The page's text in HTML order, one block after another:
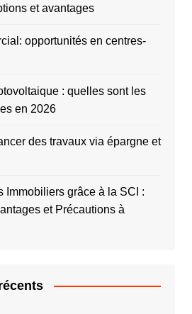
et avantages
opportunités en centres-
: quelles sont les
en 2026
des travaux via épargne et
Immobiliers grâce à la SCI :
et Précautions à